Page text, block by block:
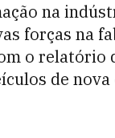
na
forças na
o relatório
de